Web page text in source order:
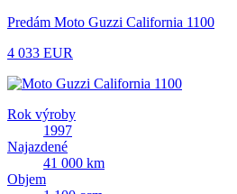
Predám Moto Guzzi California 1100
4 033 EUR
Rok výroby
1997
Najazdené
41 000 km
Objem